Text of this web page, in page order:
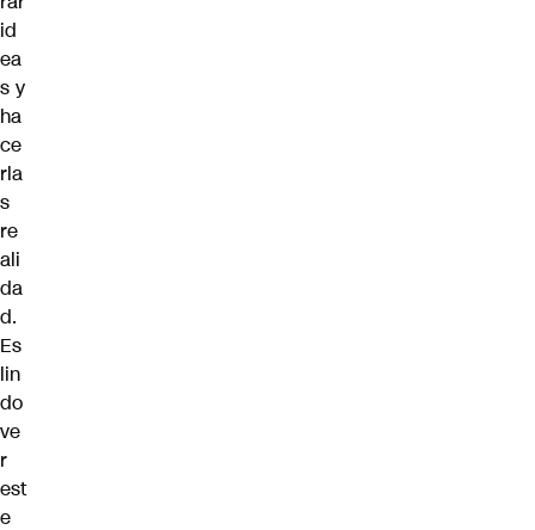
id
ea
s y
ha
ce
rla
s
re
ali
da
d.
Es
lin
do
ve
r
est
e